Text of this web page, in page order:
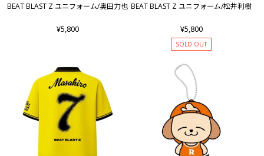
BEAT BLAST Z ユニフォーム/奥田力也
¥5,800
BEAT BLAST Z ユニフォーム/松井利樹
¥5,800
SOLD OUT